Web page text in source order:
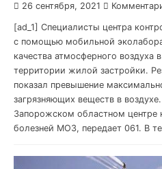
26 сентября, 2021
[ad_1] Специалисты центра
с помощью мобильной
качества атмосферного воздуха
территории жилой застройки.
показал превышение
загрязняющих веществ в
Запорожском областном центре
болезней МОЗ, передает 061. В